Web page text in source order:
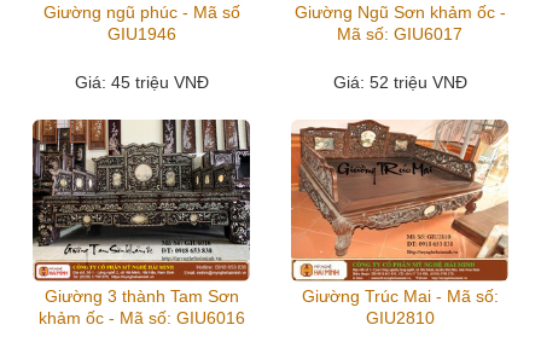
Giường ngũ phúc - Mã số
GIU1946
Giá: 45 triệu VNĐ
Giường Ngũ Sơn khảm ốc -
Mã số: GIU6017
Giá: 52 triệu VNĐ
Giường 3 thành Tam Sơn
khảm ốc - Mã số: GIU6016
Giường Trúc Mai - Mã số:
GIU2810